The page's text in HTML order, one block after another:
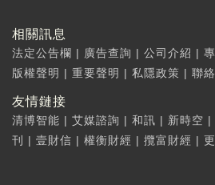
相關訊息
法定公告欄 | 廣告查詢 | 公司介紹 |
版權聲明 | 重要聲明 | 私隱政策 | 聯
友情鏈接
清博智能 | 艾媒諮詢 | 和訊 | 新時空 |
刊
| 壹財信 | 權衡財經 | 攬富財經 |